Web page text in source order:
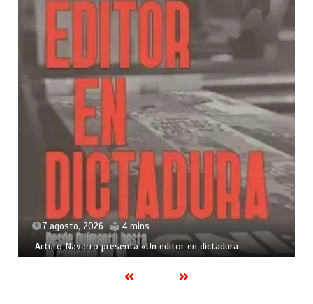
7 agosto, 2026 4 mins
Arturo Navarro presenta «Un editor en dictadura